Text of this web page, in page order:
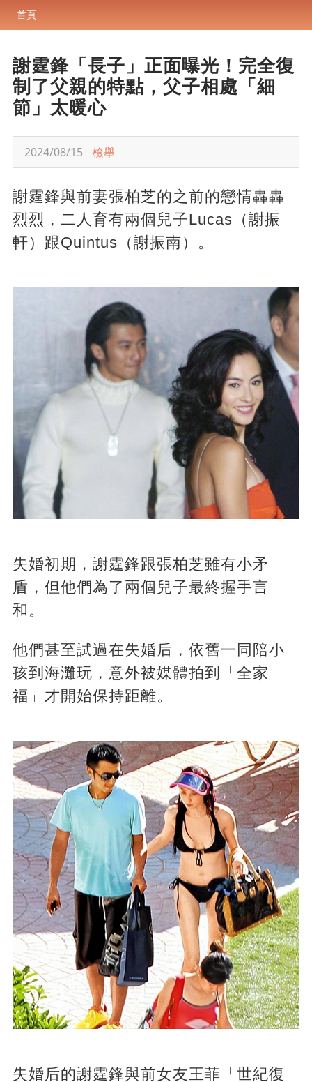
首頁
謝霆鋒「長子」正面曝光！完全復
制了父親的特點，父子相處「細
節」太暖心
2024/08/15 檢舉
謝霆鋒與前妻張柏芝的之前的戀情轟轟
烈烈，二人育有兩個兒子Lucas（謝振
軒）跟Quintus（謝振南）。
失婚初期，謝霆鋒跟張柏芝雖有小矛
盾，但他們為了兩個兒子最終握手言
和。
他們甚至試過在失婚后，依舊一同陪小
孩到海灘玩，意外被媒體拍到「全家
福」才開始保持距離。
失婚后的謝霆鋒與前女友王菲「世紀復